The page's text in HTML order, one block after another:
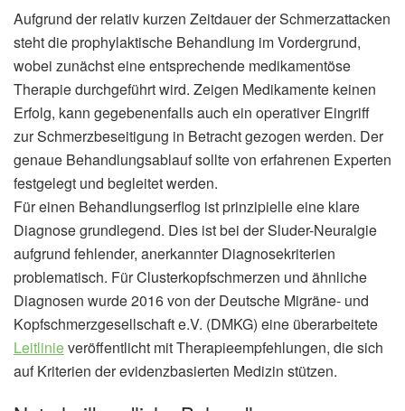
Aufgrund der relativ kurzen Zeitdauer der Schmerzattacken
steht die prophylaktische Behandlung im Vordergrund,
wobei zunächst eine entsprechende medikamentöse
Therapie durchgeführt wird. Zeigen Medikamente keinen
Erfolg, kann gegebenenfalls auch ein operativer Eingriff
zur Schmerzbeseitigung in Betracht gezogen werden. Der
genaue Behandlungsablauf sollte von erfahrenen Experten
festgelegt und begleitet werden.
Für einen Behandlungserflog ist prinzipielle eine klare
Diagnose grundlegend. Dies ist bei der Sluder-Neuralgie
aufgrund fehlender, anerkannter Diagnosekriterien
problematisch. Für Clusterkopfschmerzen und ähnliche
Diagnosen wurde 2016 von der Deutsche Migräne- und
Kopfschmerzgesellschaft e.V. (DMKG) eine überarbeitete
Leitlinieveröffentlicht mit Therapieempfehlungen, die sich
auf Kriterien der evidenzbasierten Medizin stützen.